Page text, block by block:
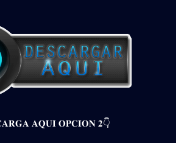
𝐀𝐐𝐔𝐈 𝐎𝐏𝐂𝐈𝐎𝐍 𝟐👇